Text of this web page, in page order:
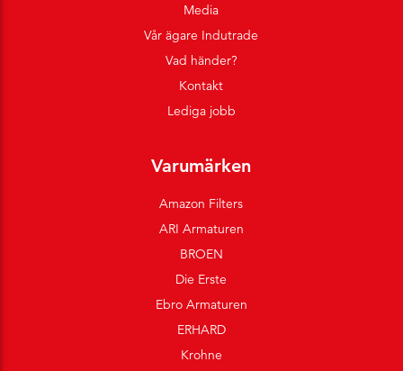
Media
Vår ägare Indutrade
Vad händer?
Kontakt
Lediga jobb
Varumärken
Amazon Filters
ARI Armaturen
BROEN
Die Erste
Ebro Armaturen
ERHARD
Krohne